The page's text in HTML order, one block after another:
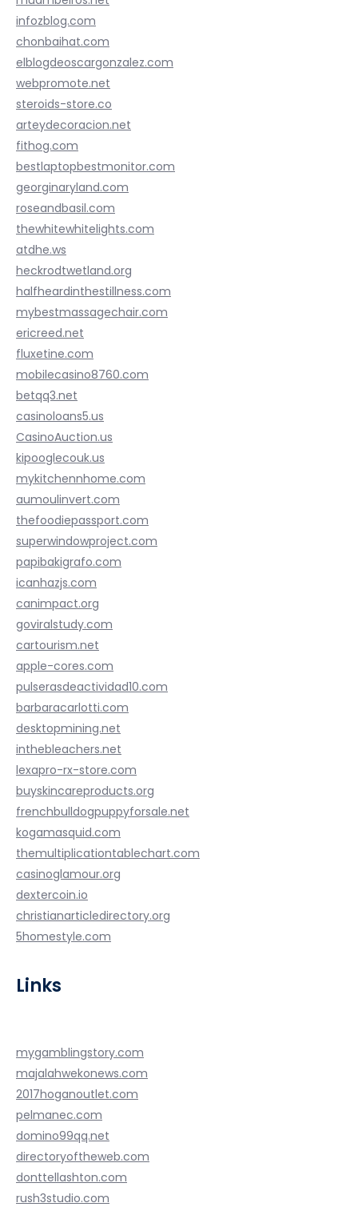
infozblog.com
chonbaihat.com
elblogdeoscargonzalez.com
webpromote.net
steroids-store.co
arteydecoracion.net
fithog.com
bestlaptopbestmonitor.com
georginaryland.com
roseandbasil.com
thewhitewhitelights.com
atdhe.ws
heckrodtwetland.org
halfheardinthestillness.com
mybestmassagechair.com
ericreed.net
fluxetine.com
mobilecasino8760.com
betqq3.net
casinoloans5.us
CasinoAuction.us
kipooglecouk.us
mykitchennhome.com
aumoulinvert.com
thefoodiepassport.com
superwindowproject.com
papibakigrafo.com
icanhazjs.com
canimpact.org
goviralstudy.com
cartourism.net
apple-cores.com
pulserasdeactividad10.com
barbaracarlotti.com
desktopmining.net
inthebleachers.net
lexapro-rx-store.com
buyskincareproducts.org
frenchbulldogpuppyforsale.net
kogamasquid.com
themultiplicationtablechart.com
casinoglamour.org
dextercoin.io
christianarticledirectory.org
5homestyle.com
Links
mygamblingstory.com
majalahwekonews.com
2017hoganoutlet.com
pelmanec.com
domino99qq.net
directoryoftheweb.com
donttellashton.com
rush3studio.com